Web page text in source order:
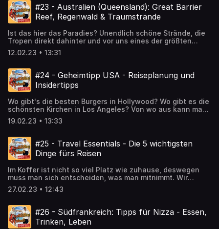
spannend. Hosted on Acast. See acast.com/privacy for
more information.
#23 - Australien (Queensland): Great Barrier
Reef, Regenwald & Traumstrände
Ist das hier das Paradies? Unendlich schöne Strände, die
Tropen direkt dahinter und vor uns eines der größten
Natur-Spektakel dieser Erde: das Great Barrier Reef.
Tausende Kilometer Korallen-Riff, Millionen bunte Fische.
bei Nacht. Und als sei das alles noch nicht genug, nehmen
wir euch mit in Küstenorte, in denen man schlicht und
einfach leben möchte. Mega Restaurants, Weltklasse-
Mentalität, die alles irgendwie ein bisschen leichter
macht. Warum auch nicht, wenn das beste, was Mutter
Natur zu bieten hat, praktisch vor der Haustür liegt. Für
12.02.23 • 13:31
#24 - Geheimtipp USA - Reiseplanung und
Insidertipps
Wo gibt's die besten Burgers in Hollywood? Wo gibt es die
schönsten Kirchen in Los Angeles? Von wo aus kann man
das Hollywood-Schild sehen? Gibt es ein Filmmuseum,
was man unbedingt sehen muss? Und wie ist das Wetter
stellt sich Max, denn für ihn geht es bald in die schöne
Stadt Engel. Katja, die schon öfters in Los Angeles zu
Besuch war, ist glücklich darüber mal Max und die Zuhörer
berichten. Hosted on Acast. See acast.com/privacy for
more information.
19.02.23 • 13:33
#25 - Travel Essentials - Die 5 wichtigsten
Dinge fürs Reisen
Im Koffer ist nicht so viel Platz wie zuhause, deswegen
muss man sich entscheiden, was man mitnimmt. Wir
haben für euch unsere Top 5 Dinge für unterwegs
zusammengestellt. Die wichtigsten Utensilien, Gadgets
Urlaub). Was sind eure Must-Haves für die Reise? Schreibt
uns gerne auf Insta oder TikTok. Hosted on Acast. See
acast.com/privacy for more information.
27.02.23 • 12:43
#26 - Südfrankreich: Tipps für Nizza - Essen,
Trinken, Leben